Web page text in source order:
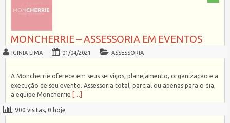
MONCHERRIE – ASSESSORIA EM EVENTOS
IGINIA LIMA 01/04/2021 ASSESSORIA
A Moncherrie oferece em seus serviços, planejamento, organização e a
execução de seu evento. Assessoria total, parcial ou apenas para o dia,
a equipe Moncherrie
[…]
900 visitas, 0 hoje